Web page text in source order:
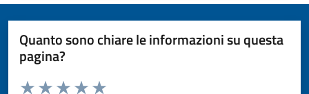
Quanto sono chiare le informazioni su questa
pagina?
Valuta da 1 a 5 stelle la pagina